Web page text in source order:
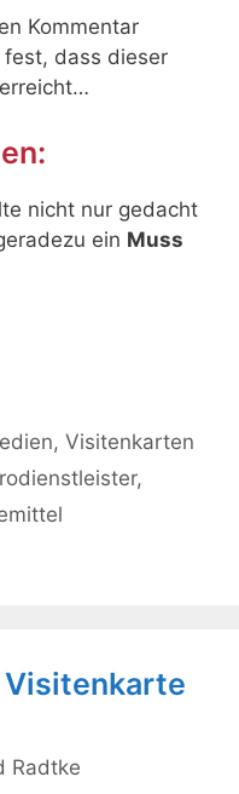
Kommentar
dass dieser
nicht nur gedacht
ein Muss
,Visitenkarten
,
Visitenkarte
Radtke